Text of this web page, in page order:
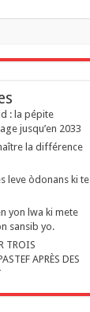
: la pépite
jusqu’en 2033
la différence
leve òdonans ki te
yon lwa ki mete
sansib yo.
TROIS
APRÈS DES